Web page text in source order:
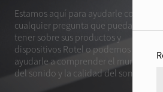
Estamos aquí para ayudarle con
cualquier pregunta que pueda
tener sobre sus productos y
dispositivos Rotel o podemos
ayudarle a comprender el mundo
del sonido y la calidad del sonido.